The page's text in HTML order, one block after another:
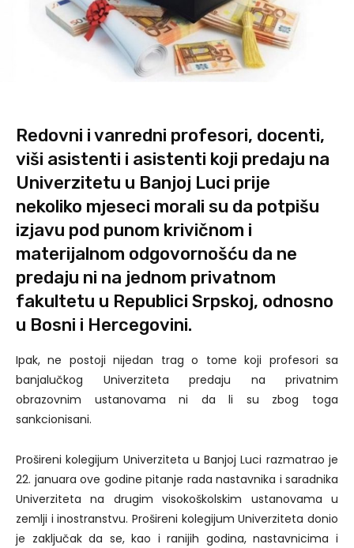
Redovni i vanredni profesori, docenti,
viši asistenti i asistenti koji predaju na
Univerzitetu u Banjoj Luci prije
nekoliko mjeseci morali su da potpišu
izjavu pod punom krivičnom i
materijalnom odgovornošću da ne
predaju ni na jednom privatnom
fakultetu u Republici Srpskoj, odnosno
u Bosni i Hercegovini.
Ipak, ne postoji nijedan trag o tome koji profesori sa
banjalučkog Univerziteta predaju na privatnim
obrazovnim ustanovama ni da li su zbog toga
sankcionisani.
Prošireni kolegijum Univerziteta u Banjoj Luci razmatrao je
22. januara ove godine pitanje rada nastavnika i saradnika
Univerziteta na drugim visokoškolskim ustanovama u
zemlji i inostranstvu. Prošireni kolegijum Univerziteta donio
je zaključak da se, kao i ranijih godina, nastavnicima i